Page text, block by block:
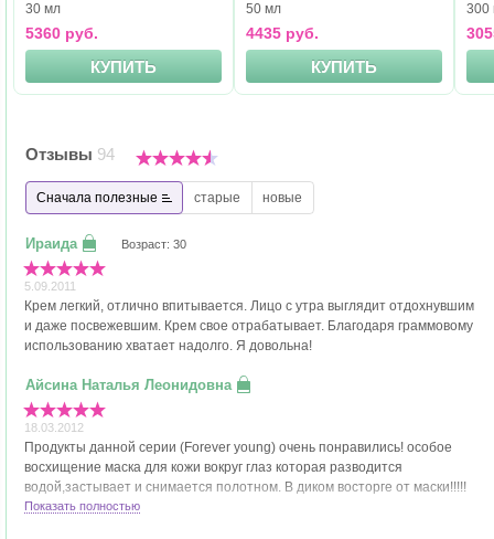
30 мл
5360 руб.
КУПИТЬ
50 мл
4435 руб.
КУПИТЬ
300
Отзывы 94
Сначала полезные старые новые
Возраст: 30
5.09.2011
Крем легкий, отлично впитывается. Лицо с утра выглядит отдохнувшим
и даже посвежевшим. Крем свое отрабатывает. Благодаря граммовому
использованию хватает надолго. Я довольна!
18.03.2012
Продукты данной серии (Forever young) очень понравились! особое
восхищение маска для кожи вокруг глаз которая разводится
водой,застывает и снимается полотном. В диком восторге от маски!!!!!
Супер.
Показать полностью